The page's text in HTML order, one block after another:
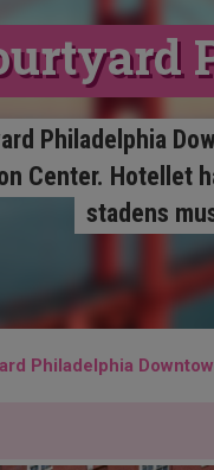
Philadelphia
Center. Hotellet
stadens
Philadelphia